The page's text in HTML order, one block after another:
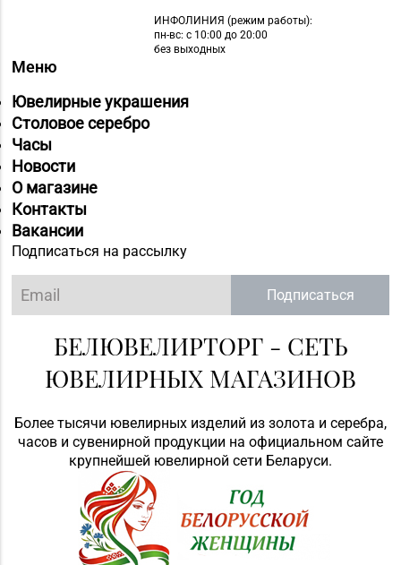
ИНФОЛИНИЯ (режим работы):
пн-вс: с 10:00 до 20:00
без выходных
Меню
Ювелирные украшения
Столовое серебро
Часы
Новости
О магазине
Контакты
Вакансии
Подписаться на рассылку
Подписаться
БЕЛЮВЕЛИРТОРГ - СЕТЬ
ЮВЕЛИРНЫХ МАГАЗИНОВ
Более тысячи ювелирных изделий из золота и серебра,
часов и сувенирной продукции на официальном сайте
крупнейшей ювелирной сети Беларуси.